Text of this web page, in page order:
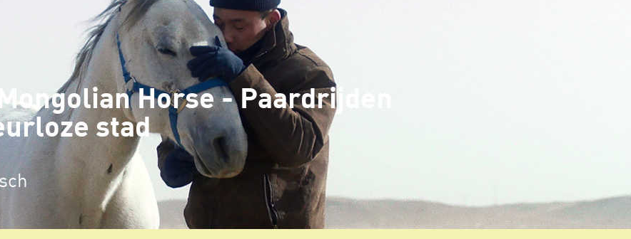
Horse - Paardrijden
stad